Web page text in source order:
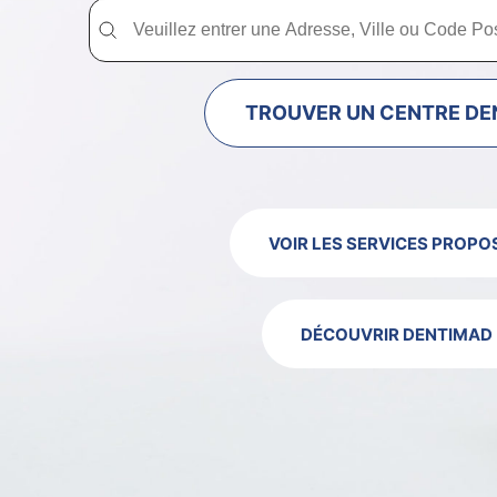
Trouver un centre dentaire Dentimad près
Trouver un centre dentaire Dentimad près de chez vous
TROUVER UN CENTRE
VOIR LES SERVICES
DÉCOUVRIR DENTIMAD